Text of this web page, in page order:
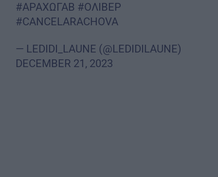
#ΑΡΑΧΩΓΑΒ #ΟΛΙΒΕΡ
#CANCELARACHOVA
— LEDIDI_LAUNE (@LEDIDILAUNE)
DECEMBER 21, 2023